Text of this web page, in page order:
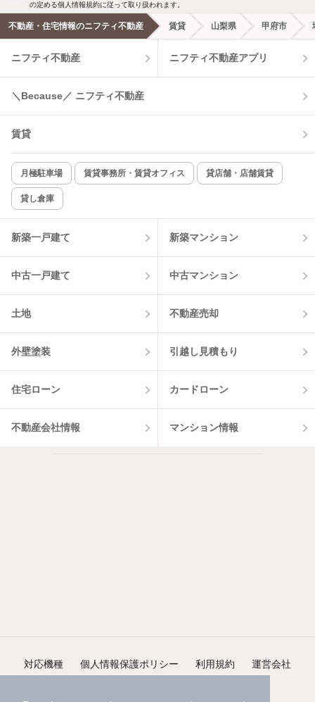
エアコンあり 都市ガス
温水洗浄便座 オートロック
コンロ2口以上
新着のみ インターネット無料
該当件数:
0件
の定める個人情報規約に従って取り扱われます。
不動産・住宅情報のニフティ不動産 賃貸 山梨県 甲府市
ニフティ不動産 ニフティ不動産アプリ
＼Because／ ニフティ不動産
賃貸
月極駐車場 賃貸事務所・賃貸オフィス 貸店舗・店舗賃貸
貸し倉庫
新築一戸建て 新築マンション
中古一戸建て 中古マンション
土地 不動産売却
外壁塗装 引越し見積もり
住宅ローン カードローン
不動産会社情報 マンション情報
対応機種 個人情報保護ポリシー 利用規約 運営会社